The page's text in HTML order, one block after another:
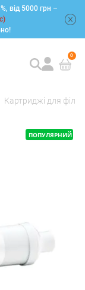
від 5000 грн –
0
Картриджі для
ПОПУЛЯРНИЙ